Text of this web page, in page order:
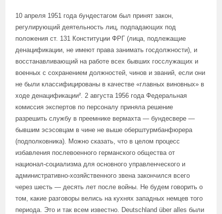
10 апреля 1951 года бундестагом был принят закон,
регулирующий деятельность лиц, подпадающих под
положения ст. 131 Конституции ФРГ (лица, подлежащие
денацификации, не имеют права занимать госдолжности), и
восстанавливающий на работе всех бывших госслужащих и
военных с сохранением должностей, чинов и званий, если они
не были классифицированы в качестве «главных виновных» в
ходе денацификации². 2 августа 1956 года Федеральная
комиссия экспертов по персоналу приняла решение
разрешить службу в преемнике вермахта — бундесвере —
бывшим эсэсовцам в чине не выше оберштурмбанфюрера
(подполковника). Можно сказать, что в целом процесс
избавления послевоенного германского общества от
национал-социализма для основного управленческого и
административно-хозяйственного звена закончился всего
через шесть — десять лет после войны. Не будем говорить о
том, какие разговоры велись на кухнях западных немцев того
периода. Это и так всем известно. Deutschland über alles были